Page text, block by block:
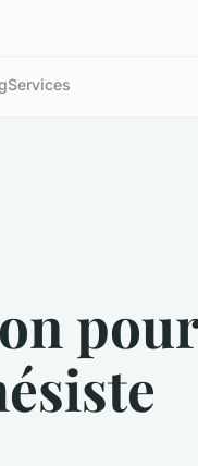
Services